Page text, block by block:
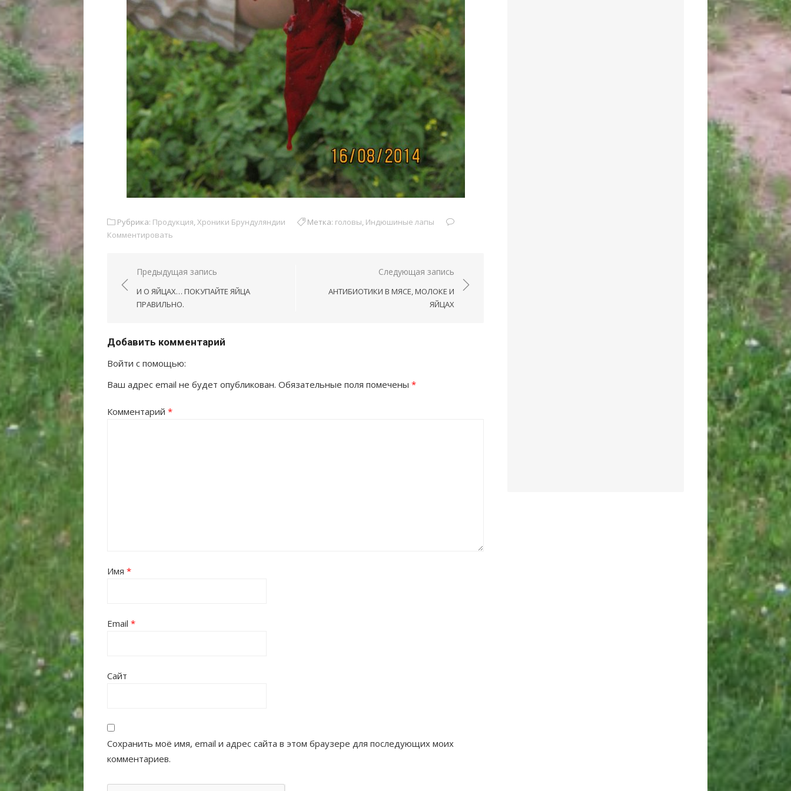
Рубрика: Продукция,Хроники Брундуляндии Метка: головы, Индюшиные лапы
Комментировать
Навигация
по
записям
Предыдущая запись
И О ЯЙЦАХ… ПОКУПАЙТЕ ЯЙЦА
ПРАВИЛЬНО.
Следующая запись
АНТИБИОТИКИ В МЯСЕ, МОЛОКЕ И
ЯЙЦАХ
Добавить комментарий
Войти с помощью:
Ваш адрес email не будет опубликован. Обязательные поля помечены *
Комментарий *
Имя *
Email *
Сайт
Сохранить моё имя, email и адрес сайта в этом браузере для последующих моих
комментариев.